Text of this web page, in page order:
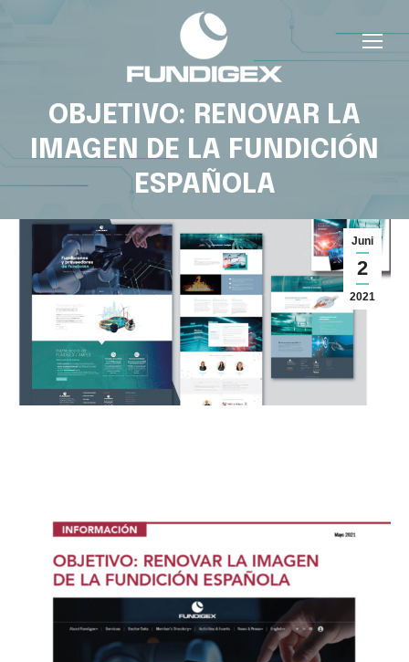
OBJETIVO: RENOVAR LA
IMAGEN DE LA FUNDICIÓN
ESPAÑOLA
Juni
2
2021